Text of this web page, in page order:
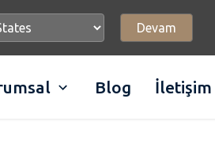
Devam
Blog İletişim